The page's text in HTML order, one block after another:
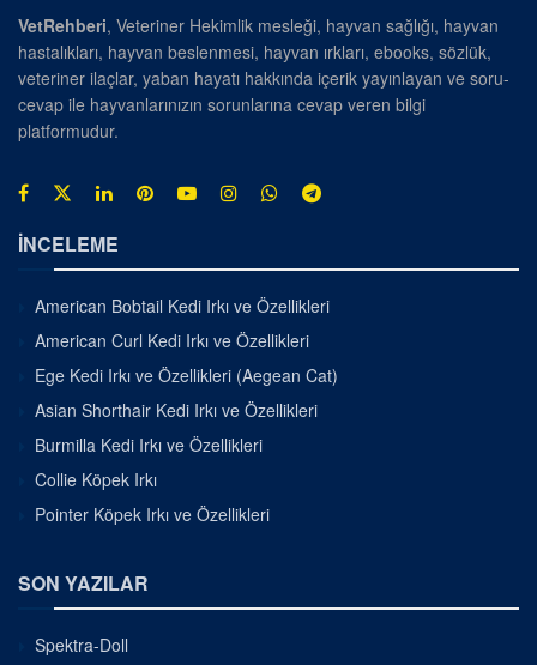
VetRehberi, Veteriner Hekimlik mesleği, hayvan sağlığı, hayvan
hastalıkları, hayvan beslenmesi, hayvan ırkları, ebooks, sözlük,
veteriner ilaçlar, yaban hayatı hakkında içerik yayınlayan ve soru-
cevap ile hayvanlarınızın sorunlarına cevap veren bilgi
platformudur.
İNCELEME
American Bobtail Kedi Irkı ve Özellikleri
American Curl Kedi Irkı ve Özellikleri
Ege Kedi Irkı ve Özellikleri (Aegean Cat)
Asian Shorthair Kedi Irkı ve Özellikleri
Burmilla Kedi Irkı ve Özellikleri
Collie Köpek Irkı
Pointer Köpek Irkı ve Özellikleri
SON YAZILAR
Spektra-Doll